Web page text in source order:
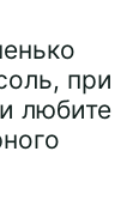
при
любите